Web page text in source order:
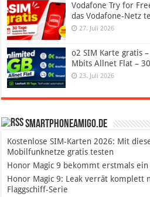
Vodafone Try for
das Vodafone-Netz
27. Juli 2026
o2 SIM Karte gratis
Mbits Allnet Flat –
23. Juli 2026
SmartphoneAmigo.de
Kostenlose SIM-Karten 2026: Mit
Mobilfunknetze gratis testen
Honor Magic 9 bekommt erstmals
Honor Magic 9: Leak verrät komplett
Flaggschiff-Serie